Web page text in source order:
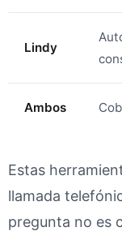
Lindy
Ambos
Estas
llamada
pregunta no es